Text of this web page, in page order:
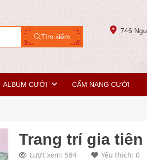
Tìm kiếm
746
ALBUM CƯỚI CẨM NANG CƯỚI
Trang trí gia tiên
Lượt xem: 584 Yêu thích: 0